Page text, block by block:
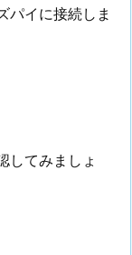
パイに接続しま
してみましょ